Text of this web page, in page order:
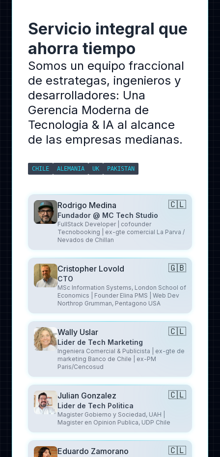
Servicio integral que
ahorra tiempo
Somos un equipo fraccional
de estrategas, ingenieros y
desarrolladores: Una
Gerencia Moderna de
Tecnologia & IA al alcance
de las empresas medianas.
CHILE ALEMANIA UK PAKISTAN
Rodrigo Medina 🇨🇱
Fundador @ MC Tech Studio
FullStack Developer | cofounder
Tecnobooking | ex-gte comercial La Parva /
Nevados de Chillan
Cristopher Lovold 🇬🇧
CTO
MSc Information Systems, London School of
Economics | Founder Elina PMS | Web Dev
Northrop Grumman, Pentagono USA
Wally Uslar 🇨🇱
Lider de Tech Marketing
Ingeniera Comercial & Publicista | ex-gte de
marketing Banco de Chile | ex-PM
Paris/Cencosud
Julian Gonzalez 🇨🇱
Lider de Tech Politica
Magister Gobierno y Sociedad, UAH |
Magister en Opinion Publica, UDP Chile
Eduardo Zamorano 🇨🇱